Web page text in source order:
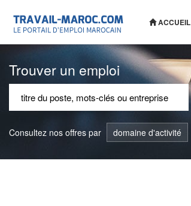
ACCUEIL
Trouver un emploi
Consultez nos offres par domaine d'activité